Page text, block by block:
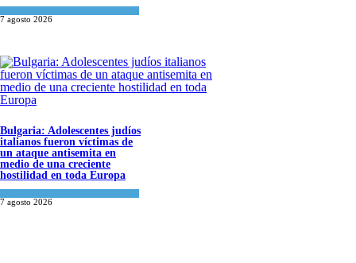
7 agosto 2026
Bulgaria: Adolescentes judíos
italianos fueron víctimas de
un ataque antisemita en
medio de una creciente
hostilidad en toda Europa
7 agosto 2026